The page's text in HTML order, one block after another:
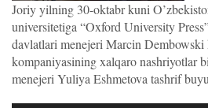
Joriy yilning 30-oktabr kuni
universitetiga “Oxford University
davlatlari menejeri Marcin
kompaniyasining xalqaro nashriyotlar
menejeri Yuliya Eshmetova tashrif